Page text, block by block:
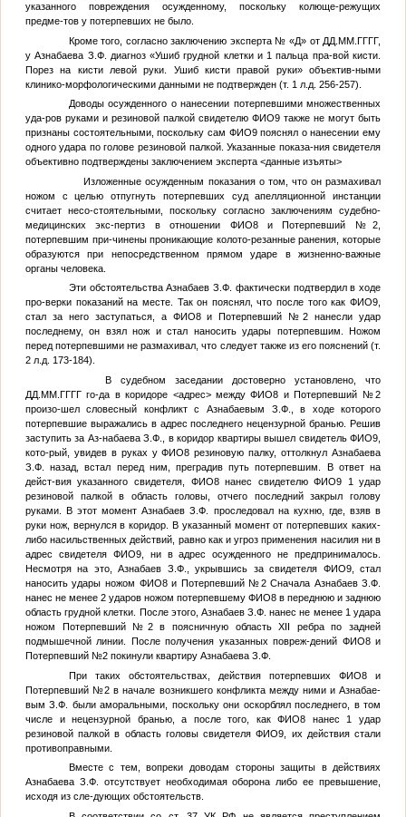
указанного повреждения осужденному, поскольку колюще-режущих
предме-тов у потерпевших не было.
Кроме того, согласно заключению эксперта № «Д» от ДД.ММ.ГГГГ,
у Азнабаева З.Ф. диагноз «Ушиб грудной клетки и 1 пальца пра-вой кисти.
Порез на кисти левой руки. Ушиб кисти правой руки» объектив-ными
клинико-морфологическими данными не подтвержден (т. 1 л.д. 256-257).
Доводы осужденного о нанесении потерпевшими множественных
уда-ров руками и резиновой палкой свидетелюФИО9 также не могут быть
признаны состоятельными, поскольку сам ФИО9пояснял о нанесении ему
одного удара по голове резиновой палкой. Указанные показа-ния свидетеля
объективно подтверждены заключением эксперта <данные изъяты>
Изложенные осужденным показания о том, что он размахивал
ножом с целью отпугнуть потерпевших суд апелляционной инстанции
считает несо-стоятельными, поскольку согласно заключениям судебно-
медицинских экс-пертиз в отношении ФИО8иПотерпевший №2
потерпевшим при-чинены проникающие колото-резанные ранения, которые
образуются при непосредственном прямом ударе в жизненно-важные
органы человека.
Эти обстоятельства Азнабаев З.Ф. фактически подтвердил в ходе
про-верки показаний на месте. Так он пояснял, что после того какФИО9,
стал за него заступаться, а ФИО8и Потерпевший №2 нанесли удар
последнему, он взял нож и стал наносить удары потерпевшим. Ножом
перед потерпевшими не размахивал, что следует также из его пояснений (т.
2 л.д. 173-184).
В судебном заседании достоверно установлено, что
ДД.ММ.ГГГГго-да в коридоре <адрес>междуФИО8 иПотерпевший №2
произо-шел словесный конфликт с Азнабаевым З.Ф., в ходе которого
потерпевшие выражались в адрес последнего нецензурной бранью. Решив
заступить за Аз-набаева З.Ф., в коридор квартиры вышел свидетельФИО9
кото-рый, увидев в руках уФИО8 резиновую палку, оттолкнул Азнабаева
З.Ф. назад, встал перед ним, преградив путь потерпевшим. В ответ на
дейст-вия указанного свидетеля, ФИО8нанес свидетелюФИО9 1 удар
резиновой палкой в область головы, отчего последний закрыл голову
руками. В этот момент Азнабаев З.Ф. проследовал на кухню, где, взяв в
руки нож, вернулся в коридор. В указанный момент от потерпевших каких-
либо насильственных действий, равно как и угроз применения насилия ни в
адрес свидетеля ФИО9, ни в адрес осужденного не предпринималось.
Несмотря на это, Азнабаев З.Ф., укрывшись за свидетеля ФИО9, стал
наносить удары ножом ФИО8и Потерпевший №2Сначала Азнабаев З.Ф.
нанес не менее 2 ударов ножом потерпевшемуФИО8 в переднюю и заднюю
область грудной клетки. После этого, Азнабаев З.Ф. нанес не менее 1 удара
ножом Потерпевший №2в поясничную область XII ребра по задней
подмышечной линии. После получения указанных повреж-дений ФИО8и
Потерпевший №2покинули квартиру Азнабаева З.Ф.
При таких обстоятельствах, действия потерпевшихФИО8 и
Потерпевший №2 в начале возникшего конфликта между ними и Азнабае-
вым З.Ф. были аморальными, поскольку они оскорблял последнего, в том
числе и нецензурной бранью, а после того, какФИО8 нанес 1 удар
резиновой палкой в область головы свидетеляФИО9 , их действия стали
противоправными.
Вместе с тем, вопреки доводам стороны защиты в действиях
Азнабаева З.Ф. отсутствует необходимая оборона либо ее превышение,
исходя из сле-дующих обстоятельств.